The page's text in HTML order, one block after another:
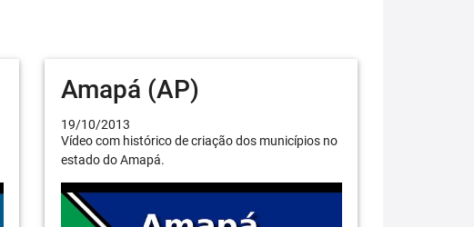
Amapá (AP)
19/10/2013
Vídeo com histórico de criação dos municípios no
estado do Amapá.